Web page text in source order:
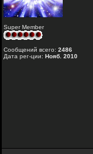
Super Member
Сообщений всего: 2486
Дата рег-ции: Нояб. 2010